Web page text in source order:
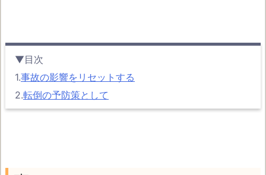
▼目次
1.事故の影響をリセットする
2.転倒の予防策として